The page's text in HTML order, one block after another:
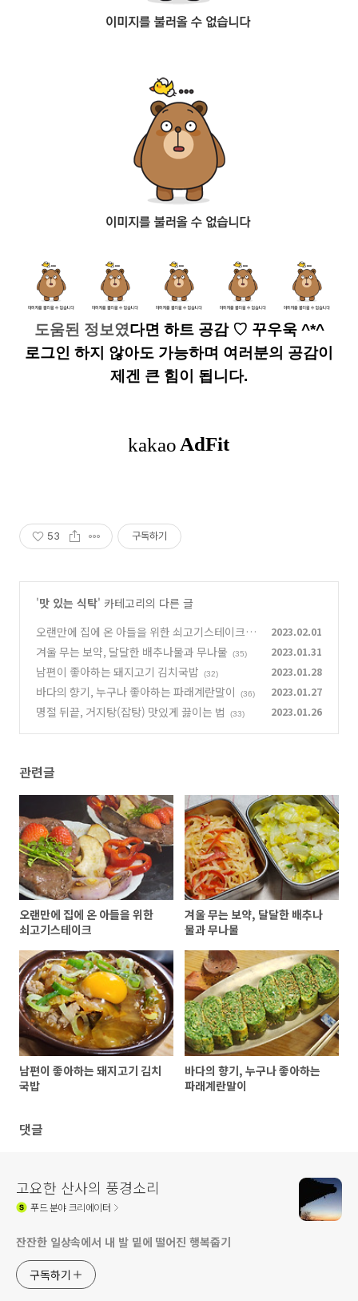
도움된 정보였다면 하트 공감 ♡ 꾸우욱 ^*^
로그인 하지 않아도 가능하며 여러분의 공감이
제겐 큰 힘이 됩니다.
53 구독하기
'맛 있는 식탁' 카테고리의 다른 글
오랜만에 집에 온 아들을 위한 쇠고기스테이크
(4
2)
2023.02.01
겨울 무는 보약, 달달한 배추나물과 무나물 (35) 2023.01.31
남편이 좋아하는 돼지고기 김치국밥 (32) 2023.01.28
바다의 향기, 누구나 좋아하는 파래계란말이 (36) 2023.01.27
명절 뒤끝, 거지탕(잡탕) 맛있게 끓이는 법 (33) 2023.01.26
관련글
오랜만에 집에 온 아들을 위한
쇠고기스테이크
겨울 무는 보약, 달달한 배추나
물과 무나물
남편이 좋아하는 돼지고기 김치
국밥
바다의 향기, 누구나 좋아하는
파래계란말이
댓글
고요한 산사의 풍경소리
푸드분야 크리에이터
잔잔한 일상속에서 내 발 밑에 떨어진 행복줍기
구독하기